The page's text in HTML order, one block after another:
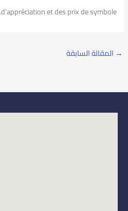
d’appréciation et des prix de symbole.
→ المقالة السابقة